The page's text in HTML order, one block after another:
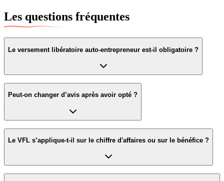
Les questions fréquentes
Le versement libératoire auto-entrepreneur est-il obligatoire ?
Peut-on changer d’avis après avoir opté ?
Le VFL s’applique-t-il sur le chiffre d'affaires ou sur le bénéfice ?